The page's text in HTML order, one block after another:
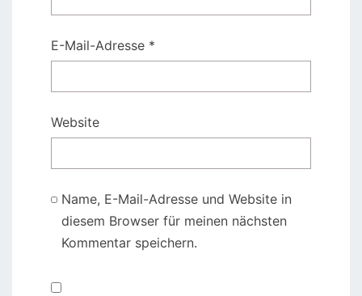
E-Mail-Adresse *
Website
Name, E-Mail-Adresse und Website in
diesem Browser für meinen nächsten
Kommentar speichern.